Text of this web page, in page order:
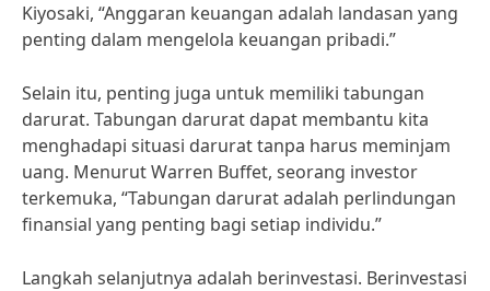
Kiyosaki, “Anggaran keuangan adalah landasan yang
penting dalam mengelola keuangan pribadi.”
Selain itu, penting juga untuk memiliki tabungan
darurat. Tabungan darurat dapat membantu kita
menghadapi situasi darurat tanpa harus meminjam
uang. Menurut Warren Buffet, seorang investor
terkemuka, “Tabungan darurat adalah perlindungan
finansial yang penting bagi setiap individu.”
Langkah selanjutnya adalah berinvestasi. Berinvestasi